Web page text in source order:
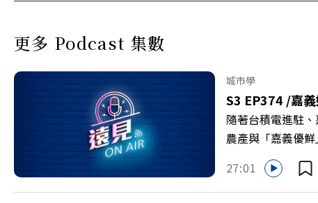
更多 Podcast 集數
城市學
S3 EP374 /嘉
隨著台積電進駐
農產與「嘉義優
更為地方累積迎
劇團創辦人李永
程，並共同看見
27:01